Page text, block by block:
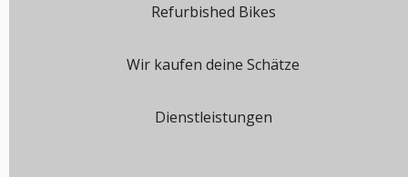
Refurbished Bikes
Wir kaufen deine Schätze
Dienstleistungen